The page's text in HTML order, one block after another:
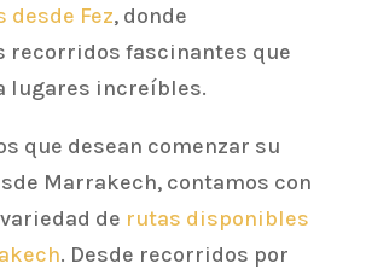
desde Fez, donde
recorridos fascinantes que
lugares increíbles.
que desean comenzar su
Marrakech, contamos con
de rutas disponibles
. Desde recorridos por